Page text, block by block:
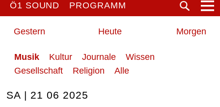
Ö1 SOUND PROGRAMM
Gestern Heute Morgen
Musik Kultur Journale
Wissen
Gesellschaft
Religion Alle
SA | 21 06 2025